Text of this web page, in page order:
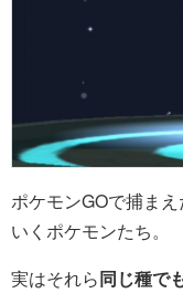
ポケモンGOで捕ま
いくポケモンたち。
実はそれら同じ種で